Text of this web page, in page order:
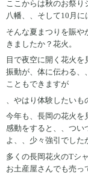
ここからは秋のお祭り
八幡、、そして10月に
そんな夏まつりを賑や
きましたか？花火。
目で夜空に開く花火
振動が、体に伝わる、
こともできますが
、やはり体験したいも
今年も、長岡の花火を
感動をすると、、つい
よ、、少々強引でした
多くの長岡花火のTシ
お土産屋さんでも売っ